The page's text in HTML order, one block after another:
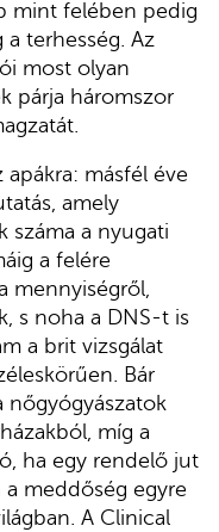
mint felében pedig
terhesség. Az
most olyan
párja háromszor
apákra: másfél éve
amely
száma a nyugati
a felére
mennyiségről,
s noha a DNS-t is
a brit vizsgálat
Bár
nőgyógyászatok
míg a
ha egy rendelő jut
meddőség egyre
A Clinical